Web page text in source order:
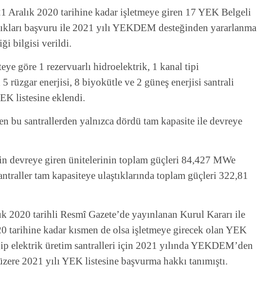
Aralık 2020 tarihine kadar işletmeye giren 17 YEK Belgeli
başvuru ile 2021 yılı YEKDEM desteğinden yararlanma
bilgisi verildi.
göre 1 rezervuarlı hidroelektrik, 1 kanal tipi
rüzgar enerjisi, 8 biyokütle ve 2 güneş enerjisi santrali
listesine eklendi.
bu santrallerden yalnızca dördü tam kapasite ile devreye
devreye giren ünitelerinin toplam güçleri 84,427 MWe
tam kapasiteye ulaştıklarında toplam güçleri 322,81
2020 tarihli Resmî Gazete’de yayınlanan Kurul Kararı ile
tarihine kadar kısmen de olsa işletmeye girecek olan YEK
elektrik üretim santralleri için 2021 yılında YEKDEM’den
2021 yılı YEK listesine başvurma hakkı tanımıştı.